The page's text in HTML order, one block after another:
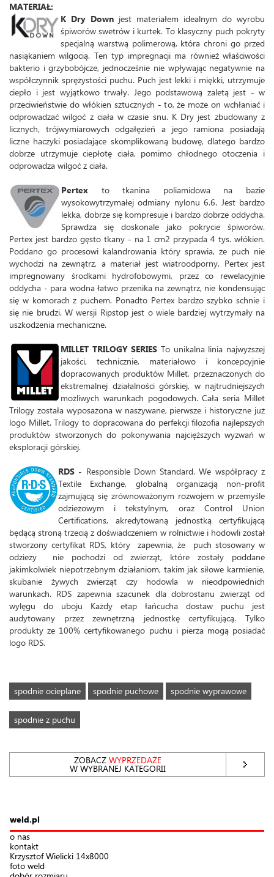
MATERIAŁ:
K Dry Down jest materiałem idealnym do wyrobu
śpiworów swetrów i kurtek. To klasyczny puch pokryty
specjalną warstwą polimerową, która chroni go przed
nasiąkaniem wilgocią. Ten typ impregnacji ma również właściwości
bakterio i grzybobójcze, jednocześnie nie wpływając negatywnie na
współczynnik sprężystości puchu. Puch jest lekki i miękki, utrzymuje
ciepło i jest wyjątkowo trwały. Jego podstawową zaletą jest - w
przeciwieństwie do włókien sztucznych - to, że może on wchłaniać i
odprowadzać wilgoć z ciała w czasie snu. K Dry jest zbudowany z
licznych, trójwymiarowych odgałęzień a jego ramiona posiadają
liczne haczyki posiadające skomplikowaną budowę, dlatego bardzo
dobrze utrzymuje ciepłotę ciała, pomimo chłodnego otoczenia i
odprowadza wilgoć z ciała.
Pertex to tkanina poliamidowa na bazie
wysokowytrzymałej odmiany nylonu 6.6. Jest bardzo
lekka, dobrze się kompresuje i bardzo dobrze oddycha.
Sprawdza się doskonale jako pokrycie śpiworów.
Pertex jest bardzo gęsto tkany - na 1 cm2 przypada 4 tys. włókien.
Poddano go procesowi kalandrowania który sprawia, że puch nie
wychodzi na zewnątrz, a materiał jest wiatroodporny. Pertex jest
impregnowany środkami hydrofobowymi, przez co rewelacyjnie
oddycha - para wodna łatwo przenika na zewnątrz, nie kondensując
się w komorach z puchem. Ponadto Pertex bardzo szybko schnie i
się nie brudzi. W wersji Ripstop jest o wiele bardziej wytrzymały na
uszkodzenia mechaniczne.
MILLET TRILOGY SERIES To unikalna linia najwyższej
jakości, technicznie, materiałowo i koncepcyjnie
dopracowanych produktów Millet, przeznaczonych do
ekstremalnej działalności górskiej, w najtrudniejszych
możliwych warunkach pogodowych. Cała seria Millet
Trilogy została wyposażona w naszywane, pierwsze i historyczne już
logo Millet. Trilogy to dopracowana do perfekcji filozofia najlepszych
produktów stworzonych do pokonywania najcięższych wyzwań w
eksploracji górskiej.
RDS - Responsible Down Standard. We współpracy z
Textile Exchange, globalną organizacją non-profit
zajmującą się zrównoważonym rozwojem w przemyśle
odzieżowym i tekstylnym, oraz Control Union
Certifications, akredytowaną jednostką certyfikującą
będącą stroną trzecią z doświadczeniem w rolnictwie i hodowli został
stworzony certyfikat RDS, który zapewnia, że ​​ puch stosowany w
odzieży nie pochodzi od zwierząt, które zostały poddane
jakimkolwiek niepotrzebnym działaniom, takim jak siłowe karmienie,
skubanie żywych zwierząt czy hodowla w nieodpowiednich
warunkach. RDS zapewnia szacunek dla dobrostanu zwierząt od
wylęgu do uboju Każdy etap łańcucha dostaw puchu jest
audytowany przez zewnętrzną jednostkę certyfikującą. Tylko
produkty ze 100% certyfikowanego puchu i pierza mogą posiadać
logo RDS.
spodnie ocieplane spodnie puchowe spodnie wyprawowe
spodnie z puchu
ZOBACZWYPRZEDAŻE
W WYBRANEJ KATEGORII
weld.pl
o nas
kontakt
Krzysztof Wielicki 14x8000
foto weld